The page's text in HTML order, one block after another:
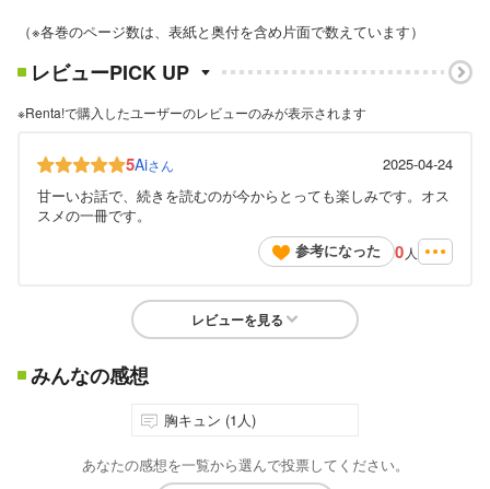
（※各巻のページ数は、表紙と奥付を含め片面で数えています）
レビューPICK UP
※Renta!で購入したユーザーのレビューのみが表示されます
5Aiさん
2025-04-24
甘ーいお話で、続きを読むのが今からとっても楽しみです。オス
スメの一冊です。
参考になった
0 人
レビューを見る
みんなの感想
胸キュン (1人)
あなたの感想を一覧から選んで投票してください。